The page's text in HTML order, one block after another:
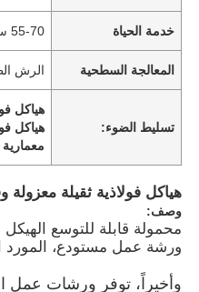
خدمة الحياة 55-70 سنة
المعالجة السطحية الرش
تسليط الضوء:
هياكل
هياكل
معمارية
هياكل فولاذية ثقيلة معزولة
وصف:
محمولة قابلة للتوسع الهيكل
ورشة عمل مستودع، المورد
وأخيراً، توفر ورشات عمل